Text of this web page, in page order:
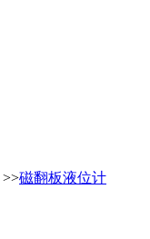
>>磁翻板液位计